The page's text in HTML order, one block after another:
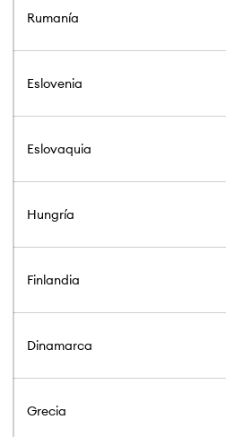
Rumanía
Eslovenia
Eslovaquia
Hungría
Finlandia
Dinamarca
Grecia